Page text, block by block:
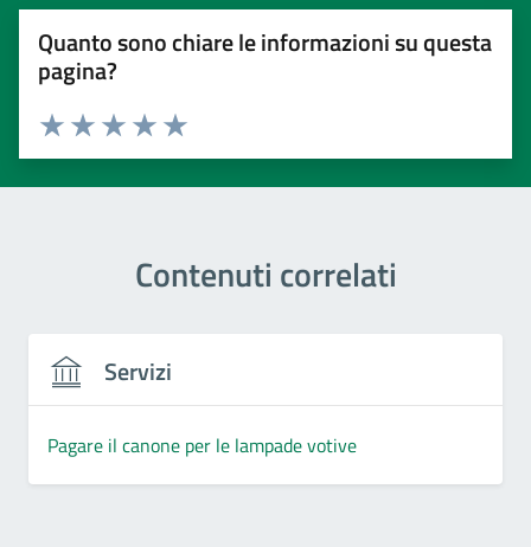
Quanto sono chiare le informazioni su questa
pagina?
Valuta 5 stelle su 5
Valuta 4 stelle su 5
Valuta 3 stelle su 5
Valuta 2 stelle su 5
Valuta 1 stelle su 5
Contenuti correlati
Servizi
Pagare il canone per le lampade votive